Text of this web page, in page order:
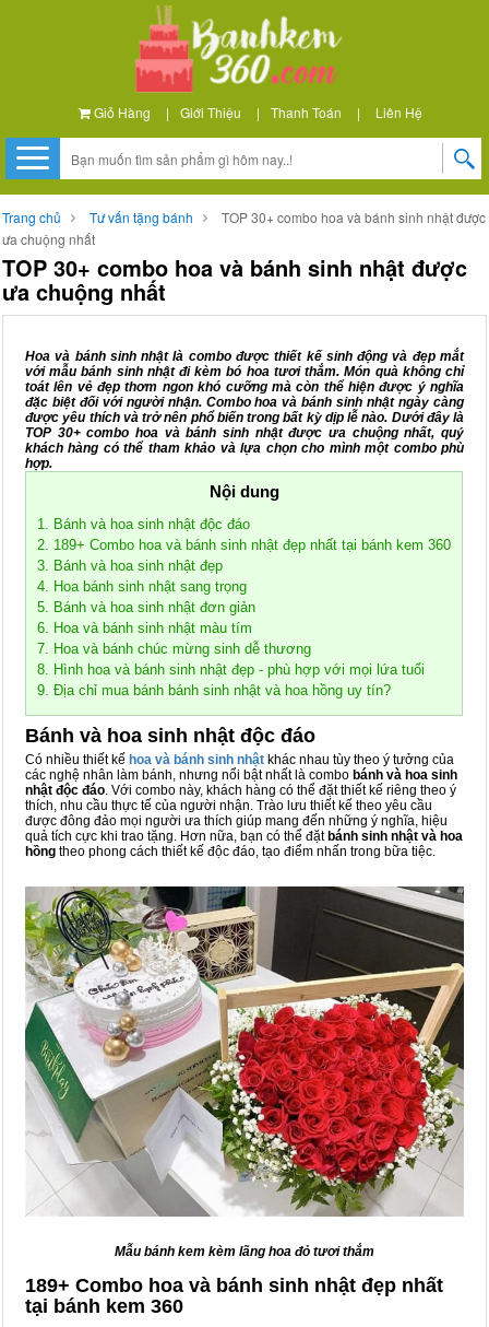
Giỏ Hàng | Giới Thiệu | Thanh Toán | Liên Hệ
Trang chủ Tư vấn tặng bánh
TOP 30+ combo hoa và bánh sinh nhật được
ưa chuộng nhất
TOP 30+ combo hoa và bánh sinh nhật được
ưa chuộng nhất
Hoa và bánh sinh nhật là combo được thiết kế sinh động và đẹp mắt
với mẫu bánh sinh nhật đi kèm bó hoa tươi thắm. Món quà không chỉ
toát lên vẻ đẹp thơm ngon khó cưỡng mà còn thể hiện được ý nghĩa
đặc biệt đối với người nhận. Combo hoa và bánh sinh nhật ngày càng
được yêu thích và trở nên phổ biến trong bất kỳ dịp lễ nào. Dưới đây là
TOP 30+ combo hoa và bánh sinh nhật được ưa chuộng nhất, quý
khách hàng có thể tham khảo và lựa chọn cho mình một combo phù
hợp.
Nội dung
1. Bánh và hoa sinh nhật độc đáo
2. 189+ Combo hoa và bánh sinh nhật đẹp nhất tại bánh kem 360
3. Bánh và hoa sinh nhật đẹp
4. Hoa bánh sinh nhật sang trọng
5. Bánh và hoa sinh nhật đơn giản
6. Hoa và bánh sinh nhật màu tím
7. Hoa và bánh chúc mừng sinh dễ thương
8. Hình hoa và bánh sinh nhật đẹp - phù hợp với mọi lứa tuổi
9. Địa chỉ mua bánh bánh sinh nhật và hoa hồng uy tín?
Bánh và hoa sinh nhật độc đáo
Có nhiều thiết kế hoa và bánh sinh nhật khác nhau tùy theo ý tưởng của
các nghệ nhân làm bánh, nhưng nổi bật nhất là combo bánh và hoa sinh
nhật độc đáo. Với combo này, khách hàng có thể đặt thiết kế riêng theo ý
thích, nhu cầu thực tế của người nhận. Trào lưu thiết kế theo yêu cầu
được đông đảo mọi người ưa thích giúp mang đến những ý nghĩa, hiệu
quả tích cực khi trao tặng. Hơn nữa, bạn có thể đặtbánh sinh nhật và hoa
hồng theo phong cách thiết kế độc đáo, tạo điểm nhấn trong bữa tiệc.
Mẫu bánh kem kèm lãng hoa đỏ tươi thắm
189+ Combo hoa và bánh sinh nhật đẹp nhất
tại bánh kem 360